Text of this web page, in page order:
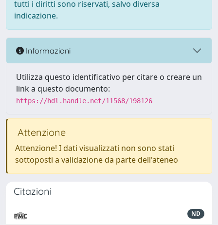
tutti i diritti sono riservati, salvo diversa
indicazione.
Informazioni
Utilizza questo identificativo per citare o creare un
link a questo documento:
https://hdl.handle.net/11568/198126
Attenzione
Attenzione! I dati visualizzati non sono stati
sottoposti a validazione da parte dell'ateneo
Citazioni
ND